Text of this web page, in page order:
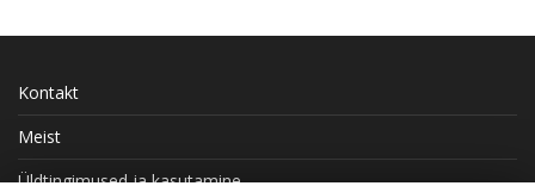
Kontakt
Meist
Üldtingimused ja kasutamine